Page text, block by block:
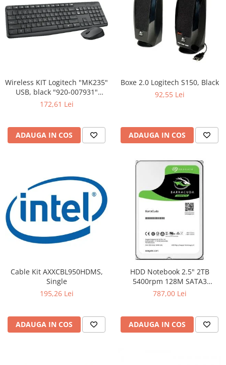
Wireless KIT Logitech "MK235"
USB, black "920-007931"
(include timbru verde 0.01 lei)
172,61 Lei
ADAUGA IN COS
Boxe 2.0 Logitech S150, Black
92,55 Lei
ADAUGA IN COS
Cable Kit AXXCBL950HDMS,
Single
195,26 Lei
ADAUGA IN COS
HDD Notebook 2.5" 2TB
5400rpm 128M SATA3
SEAGATE
787,00 Lei
ADAUGA IN COS